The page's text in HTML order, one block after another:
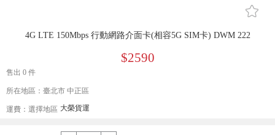
󰄔
4G LTE 150Mbps 行動網路介面卡(相容5G SIM卡) DWM 222
$2590
售出 0 件
所在地區：臺北市 中正區
運費： 選擇地區 大榮貨運